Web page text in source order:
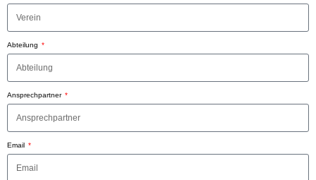
Abteilung
Ansprechpartner
Email